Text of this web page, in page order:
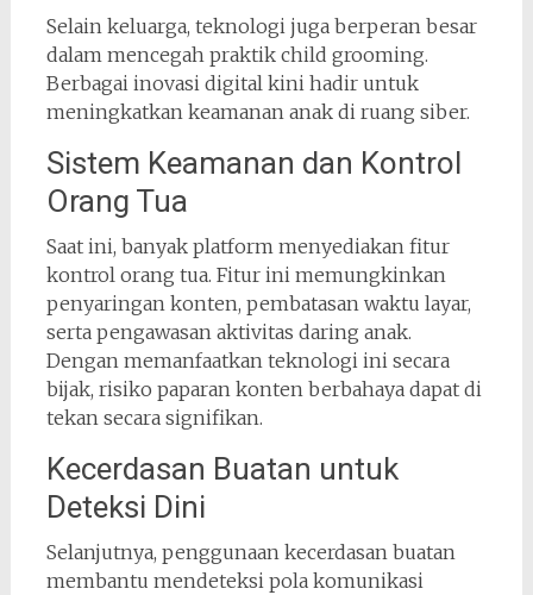
Selain keluarga, teknologi juga berperan besar
dalam mencegah praktik child grooming.
Berbagai inovasi digital kini hadir untuk
meningkatkan keamanan anak di ruang siber.
Sistem Keamanan dan Kontrol
Orang Tua
Saat ini, banyak platform menyediakan fitur
kontrol orang tua. Fitur ini memungkinkan
penyaringan konten, pembatasan waktu layar,
serta pengawasan aktivitas daring anak.
Dengan memanfaatkan teknologi ini secara
bijak, risiko paparan konten berbahaya dapat di
tekan secara signifikan.
Kecerdasan Buatan untuk
Deteksi Dini
Selanjutnya, penggunaan kecerdasan buatan
membantu mendeteksi pola komunikasi